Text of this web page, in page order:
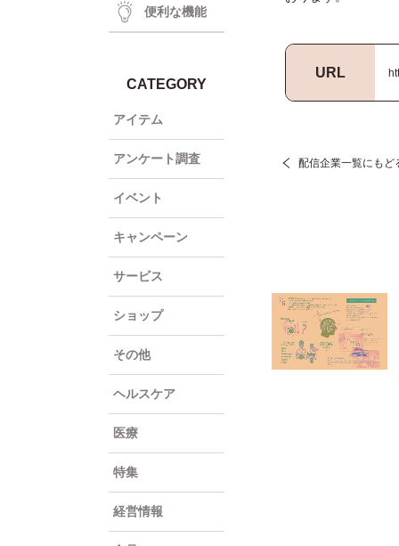
便利な機能
CATEGORY
アイテム
アンケート調査
イベント
キャンペーン
サービス
ショップ
その他
ヘルスケア
医療
特集
経営情報
URL
配信企業一覧にもど